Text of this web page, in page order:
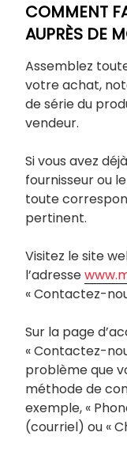
COMMENT
AUPRÈS DE
Assemblez
votre achat,
de série du
vendeur.
Si vous avez
fournisseur ou
toute
pertinent.
Visitez le site
l’adresse
« Contactez-
Sur la page
« Contactez-
problème que
méthode de
exemple, «
(courriel) ou «